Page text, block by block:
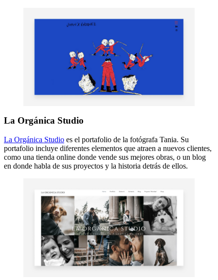
La Orgánica Studio
La Orgánica Studio es el portafolio de la fotógrafa Tania. Su
portafolio incluye diferentes elementos que atraen a nuevos clientes,
como una tienda online donde vende sus mejores obras, o un blog
en donde habla de sus proyectos y la historia detrás de ellos.